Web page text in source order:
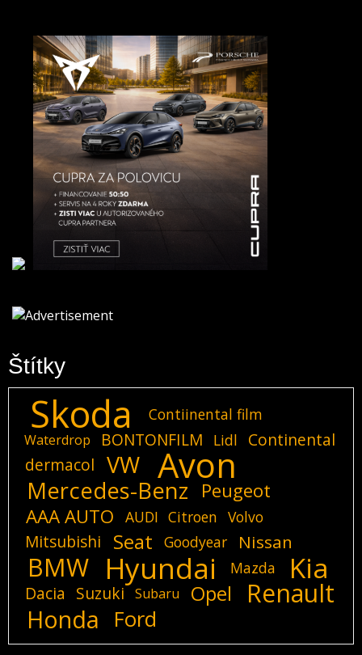
Štítky
Skoda Contiinental film
Waterdrop BONTONFILM Lidl
Continental
dermacol
VW Avon
Mercedes-Benz
Peugeot
AAA AUTO
AUDI Citroen Volvo
Mitsubishi Seat Goodyear Nissan
BMW Hyundai Mazda Kia
Dacia Suzuki Subaru Opel Renault
Honda Ford